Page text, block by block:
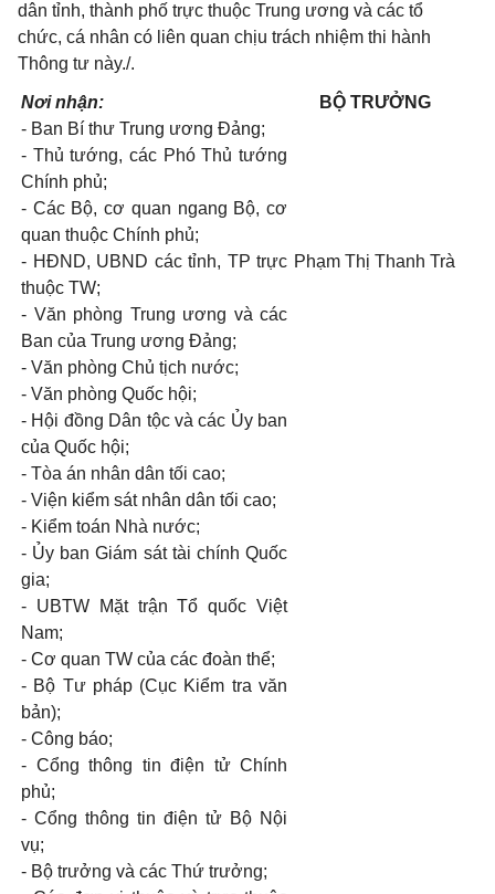
dân tỉnh, thành phố trực thuộc Trung ương và các tổ
chức, cá nhân có liên quan chịu trách nhiệm thi hành
Thông tư này./.
Nơi nhận:
- Ban Bí thư Trung ương Đảng;
- Thủ tướng, các Phó Thủ tướng
Chính phủ;
- Các Bộ, cơ quan ngang Bộ, cơ
quan thuộc Chính phủ;
- HĐND, UBND các tỉnh, TP trực
thuộc TW;
- Văn phòng Trung ương và các
Ban của Trung ương Đảng;
- Văn phòng Chủ tịch nước;
- Văn phòng Quốc hội;
- Hội đồng Dân tộc và các Ủy ban
của Quốc hội;
- Tòa án nhân dân tối cao;
- Viện kiểm sát nhân dân tối cao;
- Kiểm toán Nhà nước;
- Ủy ban Giám sát tài chính Quốc
gia;
- UBTW
Mặt trận Tổ quốc Việt
Nam;
- Cơ quan TW của các đoàn thể;
- Bộ Tư pháp (Cục Kiểm tra văn
bản);
- Công báo;
- Cổng thông tin điện tử Chính
phủ;
- Cổng thông tin điện tử Bộ Nội
vụ;
- Bộ trưởng và các Thứ trưởng;
BỘ TRƯỞNG
Phạm Thị Thanh Trà